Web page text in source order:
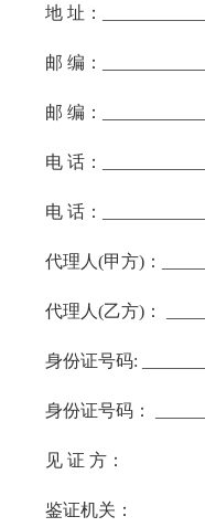
地 址：
邮 编：
邮 编：
电 话：
电 话：
代理人(甲方)：
代理人(乙方)：
身份证号码:
身份证号码：
见 证 方：
鉴证机关：